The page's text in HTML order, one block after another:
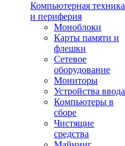
Компьютерная техника
и периферия
Моноблоки
Карты памяти и
флешки
Сетевое
оборудование
Мониторы
Устройства ввода
Компьютеры в
сборе
Чистящие
средства